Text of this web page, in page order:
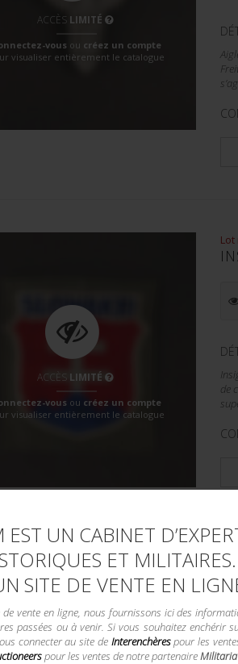
UN CABINET
ET MILITAIRES.
SITE DE VENTE EN
vente en ligne, nous fournissons ici des
passées ou à venir. Si vous souhaitez enchérir
connecter au site de Interenchèrespour les
pour les ventes de notre partenaire
ACCÈS LIMITÉ
vous ou créez un compte
visualiser entièrement le catalogue
ACCÈS LIMITÉ
vous ou créez un compte
visualiser entièrement le catalogue
Lot
de
Lot